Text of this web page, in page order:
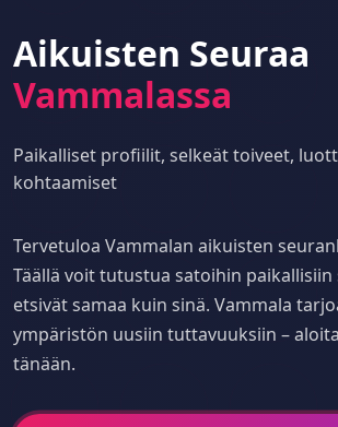
Aikuisten Seuraa
Vammalassa
Paikalliset profiilit, selkeät toiveet,
kohtaamiset
Tervetuloa Vammalan aikuisten
Täällä voit tutustua satoihin
etsivät samaa kuin sinä. Vammala
ympäristön uusiin tuttavuuksiin –
tänään.